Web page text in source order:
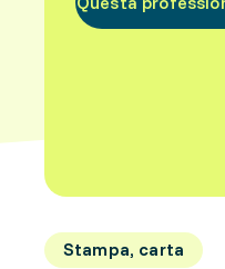
Stampa, carta